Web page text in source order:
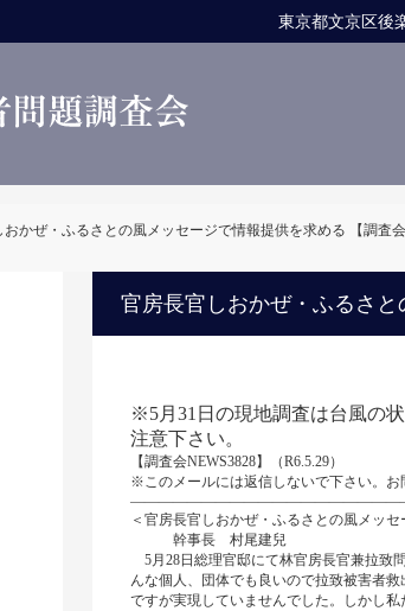
東京都文京区後
かぜ・ふるさとの風メッセージで情報提供を求める 【調査会
官房長官しおかぜ・ふるさと
※5月31日の現地調査は台風の
注意下さい。
【調査会NEWS3828】（R6.5.29）
※このメールには返信しないで下さい。お
＜官房長官しおかぜ・ふるさとの風メッ
幹事長 村尾建兒
5月28日総理官邸にて林官房長官兼拉致
んな個人、団体でも良いので拉致被害者
ですが実現していませんでした。しかし